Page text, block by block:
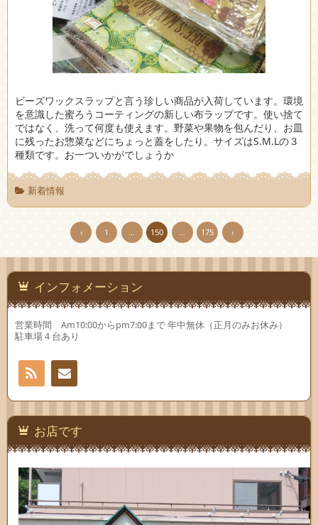
ビーズワックスラップと言う珍しい商品が入荷しています。環境
を意識した蜜ろうコーティングの新しい布ラップです。使い捨て
ではなく、洗って何度も使えます。野菜や果物を包んだり、お皿
に残ったお惣菜などにちょっと蓋をしたり。サイズはS.M.Lの３
種類です。お一ついかがでしょうか
新着情報
‹ 1 … 150 … 175 ›
インフォメーション
営業時間 Am10:00からpm7:00まで 年中無休（正月のみお休み）
駐車場４台あり
お問
い合
わせ
お店です